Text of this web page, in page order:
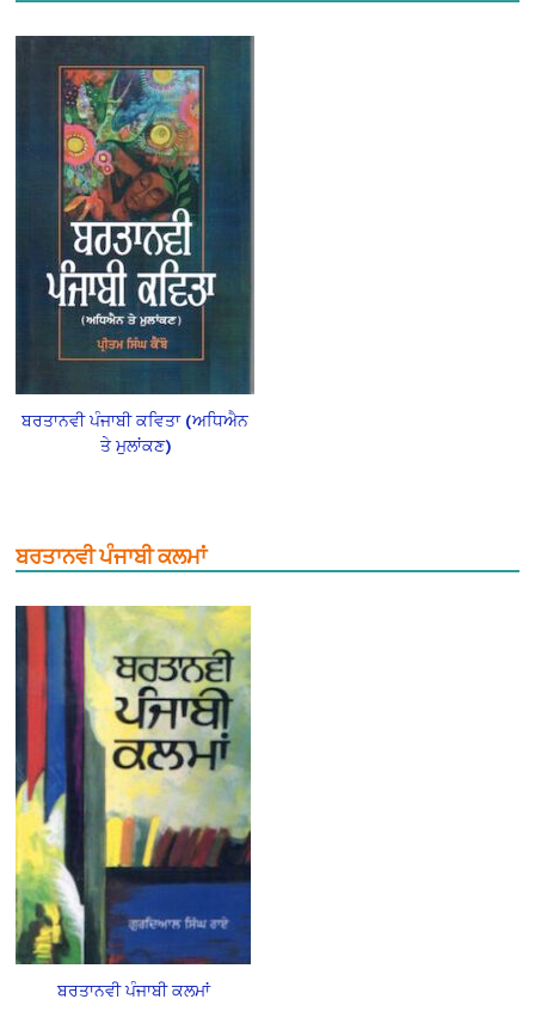
ਬਰਤਾਨਵੀ ਪੰਜਾਬੀ ਕਵਿਤਾ (ਅਧਿਐਨ
ਤੇ ਮੁਲਾਂਕਣ)
ਬਰਤਾਨਵੀ ਪੰਜਾਬੀ ਕਲਮਾਂ
ਬਰਤਾਨਵੀ ਪੰਜਾਬੀ ਕਲਮਾਂ